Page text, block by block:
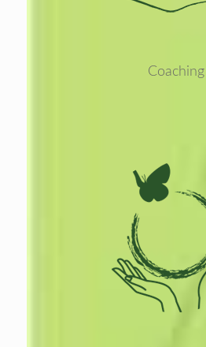
Coaching
meer